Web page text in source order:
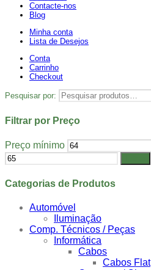
Contacte-nos
Blog
Minha conta
Lista de Desejos
Conta
Carrinho
Checkout
Pesquisar por:
Filtrar por Preço
Preço mínimo
Categorias de Produtos
Automóvel
Iluminação
Comp. Técnicos / Peças
Informática
Cabos
Cabos Flat